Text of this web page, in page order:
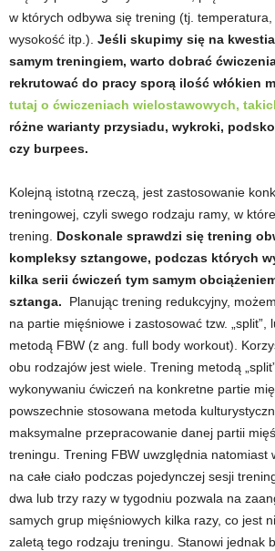
w których odbywa się trening (tj. temperatura,
wysokość itp.). Jeśli skupimy się na
samym treningiem, warto dobrać
rekrutować do pracy sporą ilość włókien
tutaj o ćwiczeniach wielostawowych,
różne warianty przysiadu, wykroki,
czy burpees.
Kolejną istotną rzeczą, jest zastosowanie
treningowej, czyli swego rodzaju ramy, w
trening. Doskonale sprawdzi się trening
kompleksy sztangowe, podczas których
kilka serii ćwiczeń tym samym
sztanga. Planując trening redukcyjny,
na partie mięśniowe i zastosować tzw. „split”,
metodą FBW (z ang. full body workout).
obu rodzajów jest wiele. Trening metodą
wykonywaniu ćwiczeń na konkretne partie
powszechnie stosowana metoda
maksymalne przepracowanie danej partii
treningu. Trening FBW uwzględnia natomiast
na całe ciało podczas pojedynczej sesji
dwa lub trzy razy w tygodniu pozwala na
samych grup mięśniowych kilka razy, co jest
zaletą tego rodzaju treningu. Stanowi jednak